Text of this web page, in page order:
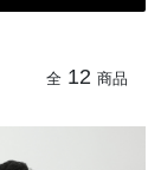
全 12 商品